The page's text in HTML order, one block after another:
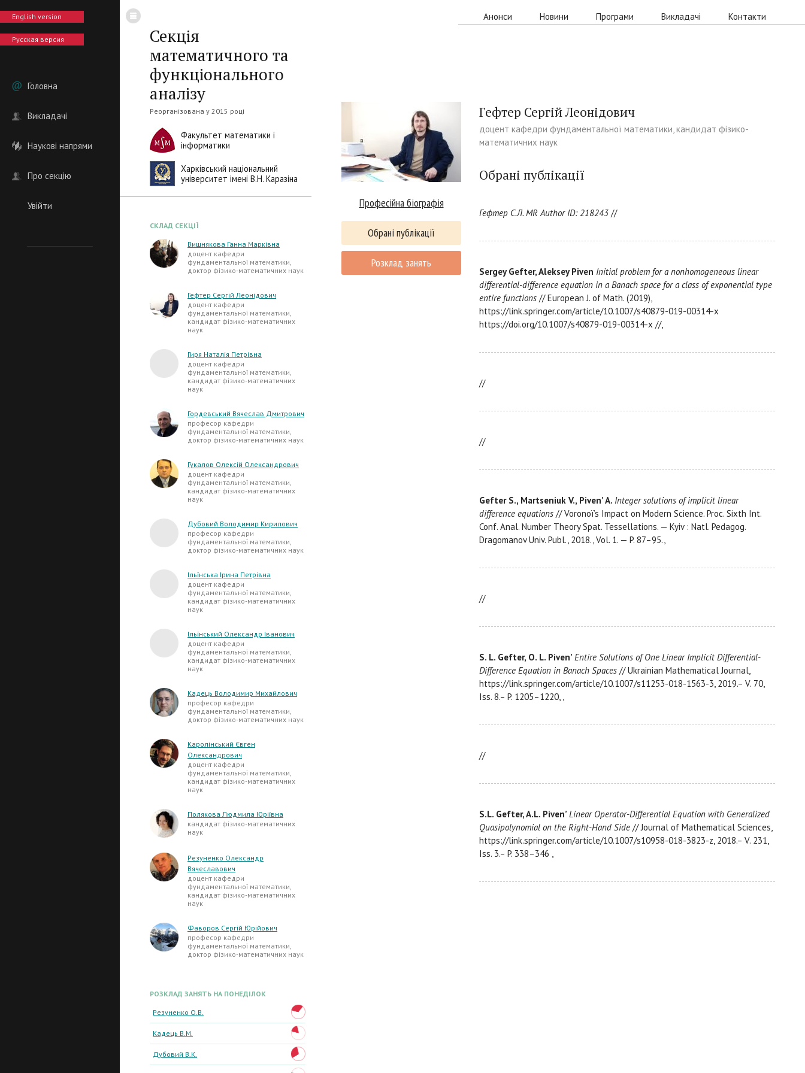
English version
Русская версия
Головна
Викладачі
Наукові напрями
Про секцію
Увійти
Секція
математичного та
функціонального
аналізу
Реорганізована у 2015 році
Факультет математики i
інформатики
Харківський національний
університет імені В.Н. Каразіна
СКЛАД СЕКЦІЇ
Вишнякова Ганна Марківна
доцент кафедри
фундаментальної математики,
доктор фізико-математичних наук
Гефтер Сергій Леонідович
доцент кафедри
фундаментальної математики,
кандидат фізико-математичних
наук
Гиря Наталія Петрівна
доцент кафедри
фундаментальної математики,
кандидат фізико-математичних
наук
Гордевський Вячеслав Дмитрович
професор кафедри
фундаментальної математики,
доктор фізико-математичних наук
Гукалов Олексій Олександрович
доцент кафедри
фундаментальної математики,
кандидат фізико-математичних
наук
Дубовий Володимир Кирилович
професор кафедри
фундаментальної математики,
доктор фізико-математичних наук
Ільїнська Ірина Петрівна
доцент кафедри
фундаментальної математики,
кандидат фізико-математичних
наук
Ільїнський Олександр Іванович
доцент кафедри
фундаментальної математики,
кандидат фізико-математичних
наук
Кадець Володимир Михайлович
професор кафедри
фундаментальної математики,
доктор фізико-математичних наук
Каролінський Євген
Олександрович
доцент кафедри
фундаментальної математики,
кандидат фізико-математичних
наук
Полякова Людмила Юріївна
кандидат фізико-математичних
наук
Резуненко Олександр
Вячеславович
доцент кафедри
фундаментальної математики,
кандидат фізико-математичних
наук
Фаворов Сергій Юрійович
професор кафедри
фундаментальної математики,
доктор фізико-математичних наук
РОЗКЛАД ЗАНЯТЬ НА ПОНЕДІЛОК
Резуненко О.В.
Кадець В.М.
Дубовий В.К.
Анонси Новини Програми Викладачі Контакти
Професійна біографія
Обрані публікації
Розклад занять
Гефтер Сергій Леонідович
доцент кафедри фундаментальної математики, кандидат фізико-
математичних наук
Обрані публікації
Гефтер С.Л. MR Author ID: 218243 //
Sergey Gefter, Aleksey Piven Initial problem for a nonhomogeneous linear
differential-difference equation in a Banach space for a class of exponential type
entire functions // European J. of Math. (2019),
https://link.springer.com/article/10.1007/s40879-019-00314-x
https://doi.org/10.1007/s40879-019-00314-x //,
//
//
Gefter S., Martseniuk V., Piven’ A. Integer solutions of implicit linear
difference equations // Voronoï’s Impact on Modern Science. Proc. Sixth Int.
Conf. Anal. Number Theory Spat. Tessellations. — Kyiv : Natl. Pedagog.
Dragomanov Univ. Publ., 2018., Vol. 1. — P. 87–95.,
//
S. L. Gefter, O. L. Piven’ Entire Solutions of One Linear Implicit Differential-
Difference Equation in Banach Spaces // Ukrainian Mathematical Journal,
https://link.springer.com/article/10.1007/s11253-018-1563-3, 2019.– V. 70,
Iss. 8.– P. 1205–1220, ,
//
S.L. Gefter, A.L. Piven’ Linear Operator-Differential Equation with Generalized
Quasipolynomial on the Right-Hand Side // Journal of Mathematical Sciences,
https://link.springer.com/article/10.1007/s10958-018-3823-z, 2018.– V. 231,
Iss. 3.– P. 338–346 ,